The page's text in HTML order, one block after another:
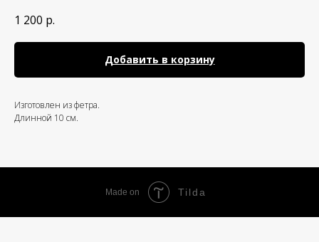
1 200 р.
Добавить в корзину
Изготовлен из фетра.
Длинной 10 см.
Made on Tilda